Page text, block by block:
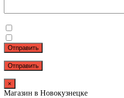
Отправить
×
Магазин в Новокузнецке